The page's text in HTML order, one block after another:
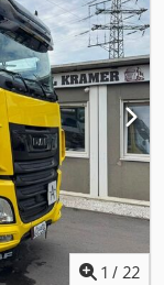
1 / 22